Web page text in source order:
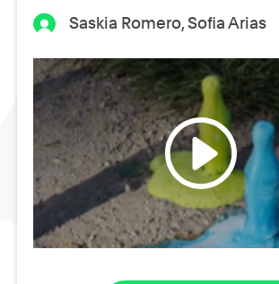
Saskia Romero, Sofia Arias